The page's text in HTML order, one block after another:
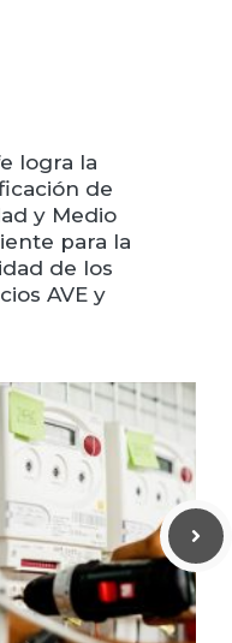
logra la
de
y Medio
para la
de los
AVE y